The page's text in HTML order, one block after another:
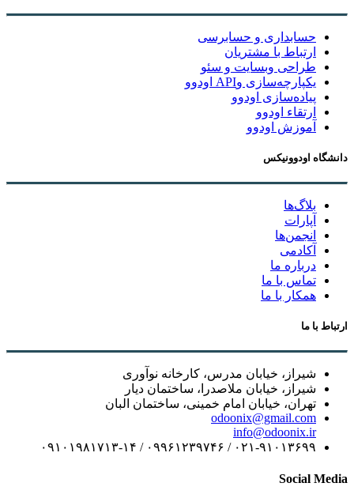
حسابداری و حسابرسی
ارتباط با مشتریان
طراحی وبسایت و سئو
یکپارچه‌سازی وAPI اودوو
پیاده‌سازی اودوو
ارتقاء اودوو
آموزش اودوو
دانشگاه اودوونیکس
بلاگ‌ها
آپارات
انجمن‌ها
آکادمی
درباره ما
تماس با ما
همکار با ما
ارتباط با ما
شیراز، خیابان مدرس، کارخانه نوآوری
شیراز، خیابان ملاصدرا، ساختمان دیار
تهران، خیابان امام خمینی، ساختمان البان
odoonix@gmail.com
info@odoonix.ir
۰۲۱-۹۱۰۱۳۶۹۹ / ۰۹۹۶۱۲۳۹۷۴۶ / ۰۹۱۰۱۹۸۱۷۱۳-۱۴
Social Media